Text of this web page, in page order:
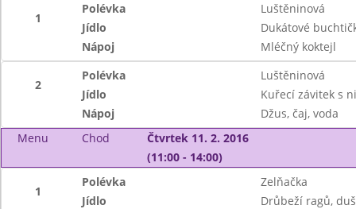
1
Polévka
Luštěninová
Jídlo
Dukátové
Nápoj
Mléčný koktejl
2
Polévka
Luštěninová
Jídlo
Kuřecí závitek s
Nápoj
Džus, čaj, voda
Menu
Chod
Čtvrtek 11. 2. 2016
(11:00 - 14:00)
1
Polévka
Zelňačka
Jídlo
Drůbeží ragů,